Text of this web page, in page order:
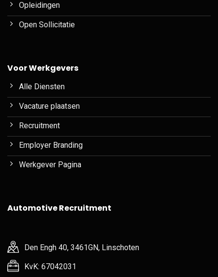
Opleidingen
Open Sollicitatie
Voor Werkgevers
Alle Diensten
Vacature plaatsen
Recruitment
Employer Branding
Werkgever Pagina
Automotive Recruitment
Den Engh 40, 3461GN, Linschoten
KvK: 67042031